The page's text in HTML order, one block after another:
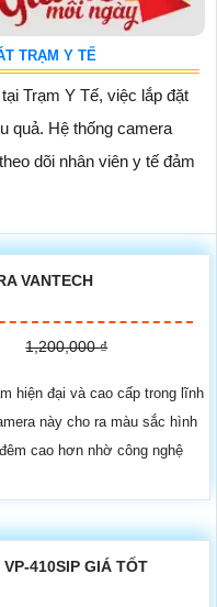
TRẠM Y TẾ
Trạm Y Tế, việc lắp đặt
quả. Hệ thống camera
dõi nhân viên y tế đảm
VANTECH
1,200,000 ₫
hiện đại và cao cấp trong lĩnh
này cho ra màu sắc hình
cao hơn nhờ công nghệ
410SIP GIÁ TỐT